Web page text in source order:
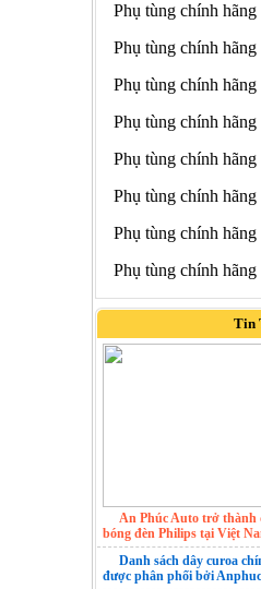
Phụ tùng chính hãng
Phụ tùng chính hãng
Phụ tùng chính hãng
Phụ tùng chính hãng
Phụ tùng chính hãng
Phụ tùng chính hãng
Phụ tùng chính hãng
Phụ tùng chính hãng
Tin
An Phúc Auto trở thành
bóng đèn Philips tại Việt
Danh sách dây curoa
được phân phối bởi